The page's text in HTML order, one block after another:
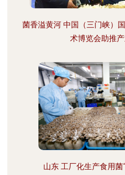
菌香溢黄河 中国（三门峡）
术博览会助推
山东 工厂化生产食用菌